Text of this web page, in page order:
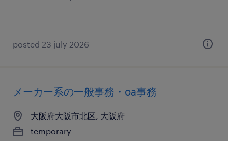
posted 23 july 2026
メーカー系の一般事務・oa事務
大阪府大阪市北区, 大阪府
temporary